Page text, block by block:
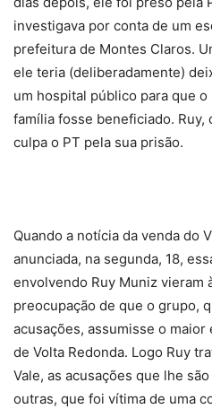
investigava por conta de um
prefeitura de Montes Claros.
ele teria (deliberadamente)
um hospital público para que
família fosse beneficiado. Ruy,
culpa o PT pela sua prisão.
Quando a notícia da venda do
anunciada, na segunda, 18,
envolvendo Ruy Muniz vieram
preocupação de que o grupo,
acusações, assumisse o
de Volta Redonda. Logo Ruy
Vale, as acusações que lhe
outras, que foi vítima de uma